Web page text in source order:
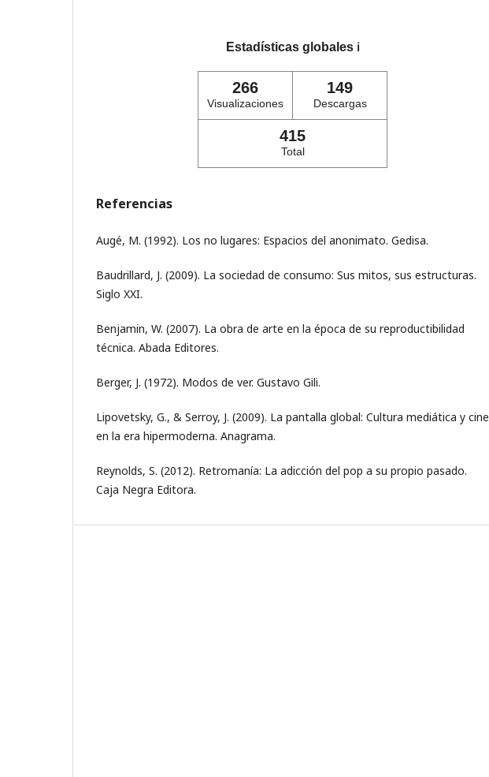
Estadísticas globales ℹ️
266
Visualizaciones
149
Descargas
415
Total
Referencias
Augé, M. (1992). Los no lugares: Espacios del anonimato. Gedisa.
Baudrillard, J. (2009). La sociedad de consumo: Sus mitos, sus estructuras.
Siglo XXI.
Benjamin, W. (2007). La obra de arte en la época de su reproductibilidad
técnica. Abada Editores.
Berger, J. (1972). Modos de ver. Gustavo Gili.
Lipovetsky, G., & Serroy, J. (2009). La pantalla global: Cultura mediática y cine
en la era hipermoderna. Anagrama.
Reynolds, S. (2012). Retromanía: La adicción del pop a su propio pasado.
Caja Negra Editora.